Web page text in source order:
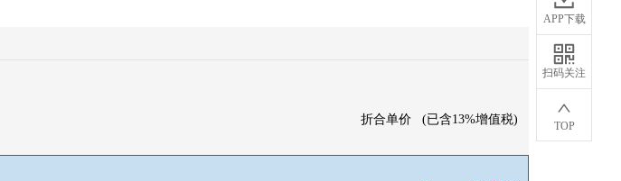
APP下载
扫码关注
TOP
折合单价
(已含13%增值税)